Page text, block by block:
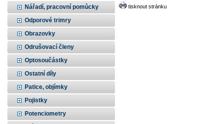
Nářadí, pracovní pomůcky
Odporové trimry
Obrazovky
Odrušovací členy
Optosoučástky
Ostatní díly
Patice, objímky
Pojistky
Potenciometry
tisknout stránku